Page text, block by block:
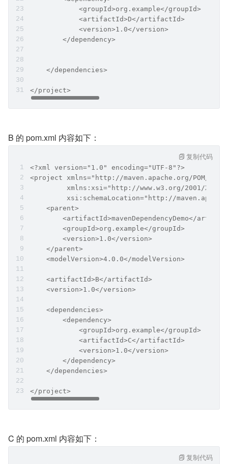
            <groupId>org.example</groupId>
            <artifactId>D</artifactId>
            <version>1.0</version>
        </dependency>
    </dependencies>
</project>
B 的 pom.xml 内容如下：
<?xml version="1.0" encoding="UTF-8"?>
<project xmlns="http://maven.apache.org/POM/
xmlns:xsi="http://www.w3.org/2001/
xsi:schemaLocation="http://
    <parent>
<artifactId>mavenDependencyDemo</
        <groupId>org.example</groupId>
        <version>1.0</version>
    </parent>
    <modelVersion>4.0.0</modelVersion>
    <artifactId>B</artifactId>
    <version>1.0</version>
    <dependencies>
        <dependency>
            <groupId>org.example</groupId>
            <artifactId>C</artifactId>
            <version>1.0</version>
        </dependency>
    </dependencies>
</project>
复制代码
C 的 pom.xml 内容如下：
复制代码